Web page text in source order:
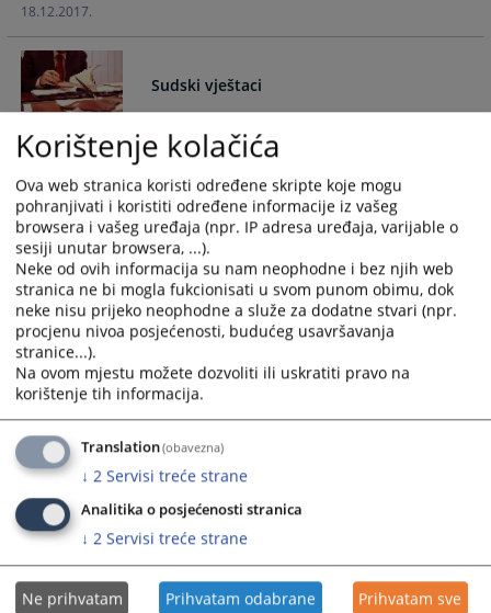
calendar
and
select
a
date.
Press
question
mark
key
to
get
the
keyboard
shortcuts
for
changing
dates.
a
date.
Press
question
mark
key
to
get
the
keyboard
for
changing
18.12.2017.
Sudski vještaci
Spisak sudskih vještaka
18.08.2016.
Imenik notara Doboj
Imenik notara - Doboj
30.06.2012.
Korištenje kolačića
Ova web stranica koristi određene skripte koje mogu
pohranjivati i koristiti određene informacije iz vašeg
browsera i vašeg uređaja (npr. IP adresa uređaja, varijable o
sesiji unutar browsera, ...).
Neke od ovih informacija su nam neophodne i bez njih web
stranica ne bi mogla fukcionisati u svom punom obimu, dok
neke nisu prijeko neophodne a služe za dodatne stvari (npr.
procjenu nivoa posjećenosti, budućeg usavršavanja
stranice...).
Na ovom mjestu možete dozvoliti ili uskratiti pravo na
korištenje tih informacija.
Translation(obavezna)
↓ 2 Servisi treće strane
Analitika o posjećenosti stranica
↓ 2 Servisi treće strane
Ne prihvatam Prihvatam odabrane Prihvatam sve